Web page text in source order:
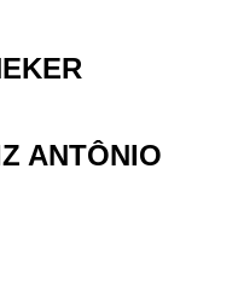
ANTÔNIO